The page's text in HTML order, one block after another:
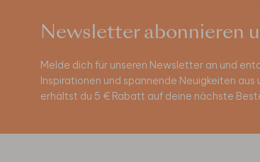
Newsletter abonnieren
Melde dich für unseren Newsletter an und
Inspirationen und spannende Neuigkeiten
erhältst du 5 € Rabatt auf deine nächste